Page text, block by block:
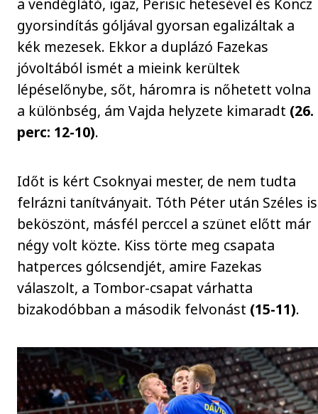
a vendéglátó, igaz, Perisic hetesével és Koncz
gyorsindítás góljával gyorsan egalizáltak a
kék mezesek. Ekkor a duplázó Fazekas
jóvoltából ismét a mieink kerültek
lépéselőnybe, sőt, háromra is nőhetett volna
a különbség, ám Vajda helyzete kimaradt (26.
perc: 12-10).
Időt is kért Csoknyai mester, de nem tudta
felrázni tanítványait. Tóth Péter után Széles is
beköszönt, másfél perccel a szünet előtt már
négy volt közte. Kiss törte meg csapata
hatperces gólcsendjét, amire Fazekas
válaszolt, a Tombor-csapat várhatta
bizakodóbban a második felvonást (15-11).